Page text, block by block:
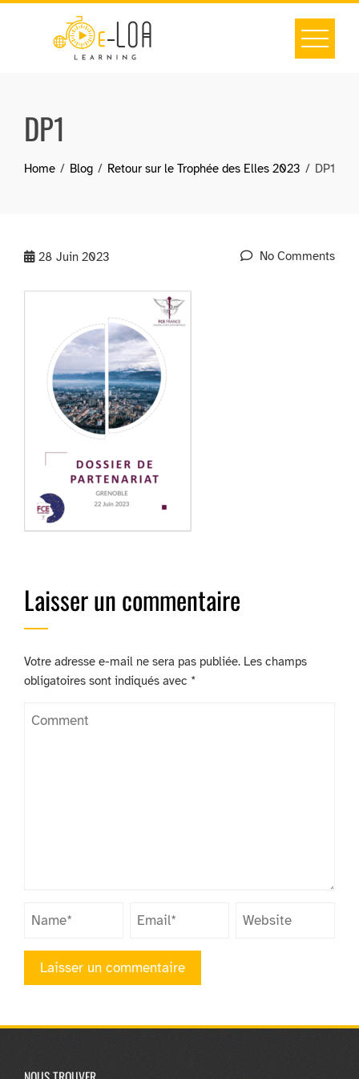
DP1
Home Blog Retour sur le Trophée des Elles 2023 DP1
28 Juin 2023 No Comments
Laisser un commentaire
Votre adresse e-mail ne sera pas publiée. Les champs
obligatoires sont indiqués avec *